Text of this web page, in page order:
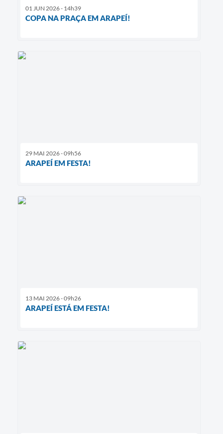
01 JUN 2026 - 14h39
COPA NA PRAÇA EM ARAPEÍ!
29 MAI 2026 - 09h56
ARAPEÍ EM FESTA!
13 MAI 2026 - 09h26
ARAPEÍ ESTÁ EM FESTA!